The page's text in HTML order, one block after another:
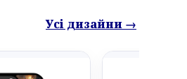
Усі дизайни →